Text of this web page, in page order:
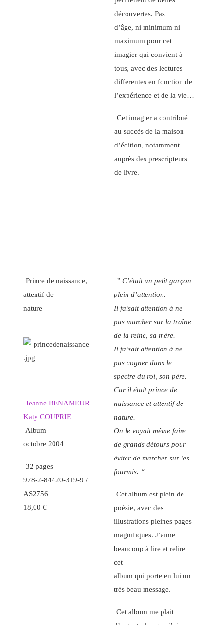
découvertes. Pas
d’âge, ni minimum ni
maximum pour cet
imagier qui convient à
tous, avec des lectures
différentes en fonction de
l’expérience et de la vie…
Cet imagier a contribué
au succès de la maison
d’édition, notamment
auprès des prescripteurs
de livre.
Prince de naissance,
attentif de
nature
Jeanne BENAMEUR
Katy COUPRIE
Album
octobre 2004
32 pages
978-2-84420-319-9 /
AS2756
18,00 €
” C’était un petit garçon
plein d’attention.
Il faisait attention à ne
pas marcher sur la traîne
de la reine, sa mère.
Il faisait attention à ne
pas cogner dans le
spectre du roi, son père.
Car il était prince de
naissance et attentif de
nature.
On le voyait même faire
de grands détours pour
éviter de marcher sur les
fourmis. “
Cet album est plein de
poésie, avec des
illustrations pleines pages
magnifiques. J’aime
beaucoup à lire et relire
cet
album qui porte en lui un
très beau message.
Cet album me plait